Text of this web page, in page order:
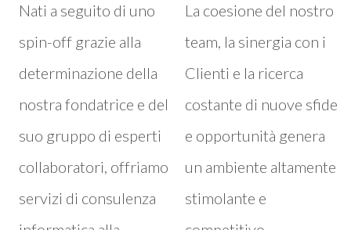
Nati a seguito di uno
spin-off grazie alla
determinazione della
nostra fondatrice e del
suo gruppo di esperti
collaboratori, offriamo
servizi di consulenza
La coesione del nostro
team, la sinergia con i
Clienti e la ricerca
costante di nuove sfide
e opportunità genera
un ambiente altamente
stimolante e